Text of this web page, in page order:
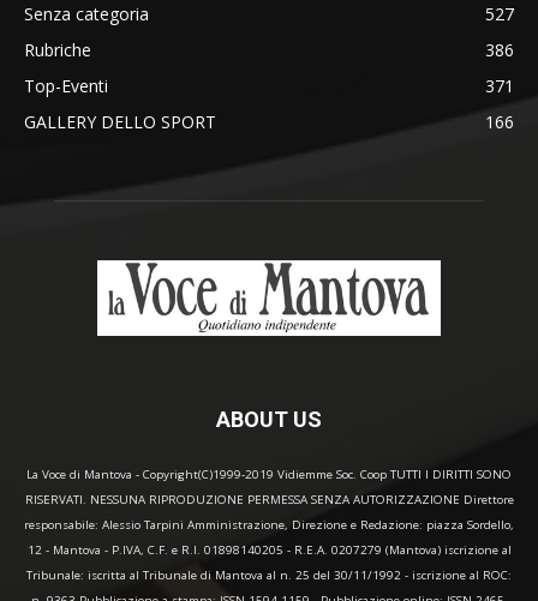
Senza categoria
527
Rubriche
386
Top-Eventi
371
GALLERY DELLO SPORT
166
ABOUT US
La Voce di Mantova - Copyright(C)1999-2019 Vidiemme Soc. Coop TUTTI I DIRITTI SONO
RISERVATI. NESSUNA RIPRODUZIONE PERMESSA SENZA AUTORIZZAZIONE Direttore
responsabile: Alessio Tarpini Amministrazione, Direzione e Redazione: piazza Sordello,
12 - Mantova - P.IVA, C.F. e R.I. 01898140205 - R.E.A. 0207279 (Mantova) iscrizione al
Tribunale: iscritta al Tribunale di Mantova al n. 25 del 30/11/1992 - iscrizione al ROC: